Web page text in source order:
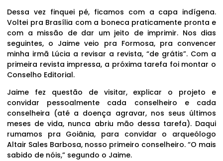
Dessa vez finquei pé, ficamos com a capa indígena.
Voltei pra Brasília com a boneca praticamente pronta e
com a missão de dar um jeito de imprimir. Nos dias
seguintes, o Jaime veio pra Formosa, pra convencer
minha irmã Lúcia a revisar a revista, “de grátis”. Com a
primeira revista impressa, a próxima tarefa foi montar o
Conselho Editorial.
Jaime fez questão de visitar, explicar o projeto e
convidar pessoalmente cada conselheiro e cada
conselheira (até a doença agravar, nos seus últimos
meses de vida, nunca abriu mão dessa tarefa). Daqui
rumamos pra Goiânia, para convidar o arqueólogo
Altair Sales Barbosa, nosso primeiro conselheiro. “O mais
sabido de nóis,” segundo o Jaime.